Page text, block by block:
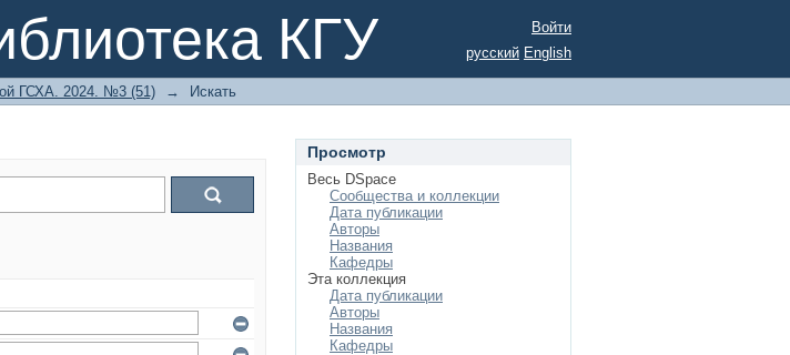
КГУ
Войти
русский English
ГСХА. 2024. №3 (51) → Искать
Просмотр
Весь DSpace
Сообщества и коллекции
Дата публикации
Авторы
Названия
Кафедры
Эта коллекция
Дата публикации
Авторы
Названия
Кафедры